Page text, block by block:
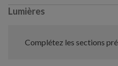
Lumières
Complétez les sections